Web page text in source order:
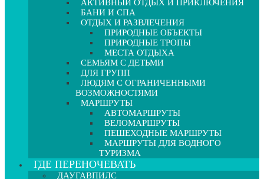
АКТИВНЫЙ ОТДЫХ И ПРИКЛЮЧЕНИЯ
БАНИ И СПА
ОТДЫХ И РАЗВЛЕЧЕНИЯ
ПРИРОДНЫЕ ОБЪЕКТЫ
ПРИРОДНЫЕ ТРОПЫ
МЕСТА ОТДЫХА
СЕМЬЯМ С ДЕТЬМИ
ДЛЯ ГРУПП
ЛЮДЯМ С ОГРАНИЧЕННЫМИ
ВОЗМОЖНОСТЯМИ
МАРШРУТЫ
АВТОМАРШРУТЫ
ВЕЛОМАРШРУТЫ
ПЕШЕХОДНЫЕ МАРШРУТЫ
МАРШРУТЫ ДЛЯ ВОДНОГО
ТУРИЗМА
ГДЕ ПЕРЕНОЧЕВАТЬ
ДАУГАВПИЛС